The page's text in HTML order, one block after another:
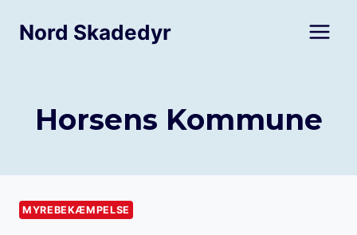
Nord Skadedyr
Horsens Kommune
MYREBEKÆMPELSE